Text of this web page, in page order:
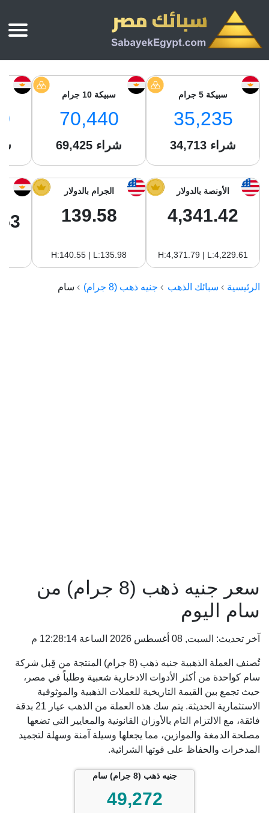
أسعار الذهب
سعر الذهب عيار 24
سعر جنيه الذهب
سبائك الذهب
بي تي سي
سام
سليمة جولد
سويس جولد
أسعار الفضة اليوم
سبائك الفضة
بي تي سي
جونير
نجم الدين
من نحن
سبيكة 5 جرام
35,235
34,713 شراء
سبيكة 10 جرام
70,440
69,425 شراء
الأونصة بالدولار
4,341.42
H:4,371.79 | L:4,229.61
الجرام بالدولار
139.58
H:140.55 | L:135.98
الرئيسية سبائك الذهب جنيه ذهب (8 جرام) سام
سعر جنيه ذهب (8 جرام) من
سام اليوم
آخر تحديث: السبت, 08 أغسطس 2026 الساعة 12:28:14 م
تُصنف العملة الذهبية جنيه ذهب (8 جرام) المنتجة من قِبل شركة
سام كواحدة من أكثر الأدوات الادخارية شعبية وطلباً في مصر،
حيث تجمع بين القيمة التاريخية للعملات الذهبية والموثوقية
الاستثمارية الحديثة. يتم سك هذه العملة من الذهب عيار 21 بدقة
فائقة، مع الالتزام التام بالأوزان القانونية والمعايير التي تضعها
مصلحة الدمغة والموازين، مما يجعلها وسيلة آمنة وسهلة لتجميد
المدخرات والحفاظ على قوتها الشرائية.
جنيه ذهب (8 جرام) سام
49,272